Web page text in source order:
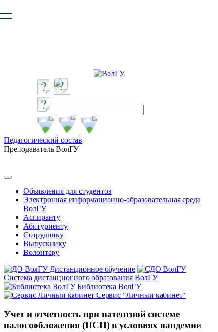
безопасную работу с сайтом. Пожалуйста
Педагогический состав
Преподаватель ВолГУ
Объявления для студентов
Электронная информационно-образовательная среда
ВолГУ
Аспиранту
Абитуриенту
Сотруднику
Выпускнику
Волонтеру
Дистанционное обучение
Система дистанционного образования ВолГУ
Библиотека ВолГУ
Сервис "Личный кабинет"
Учет и отчетность при патентной системе
налогообложения (ПСН) в условиях пандемии